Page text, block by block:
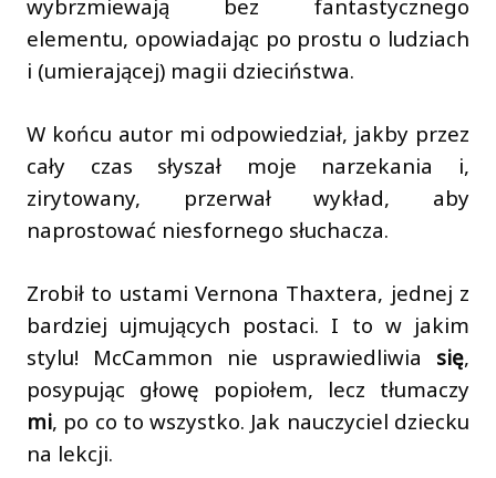
wybrzmiewają bez fantastycznego
elementu, opowiadając po prostu o ludziach
i (umierającej) magii dzieciństwa.
W końcu autor mi odpowiedział, jakby przez
cały czas słyszał moje narzekania i,
zirytowany, przerwał wykład, aby
naprostować niesfornego słuchacza.
Zrobił to ustami Vernona Thaxtera, jednej z
bardziej ujmujących postaci. I to w jakim
stylu! McCammon nie usprawiedliwia się,
posypując głowę popiołem, lecz tłumaczy
mi, po co to wszystko. Jak nauczyciel dziecku
na lekcji.